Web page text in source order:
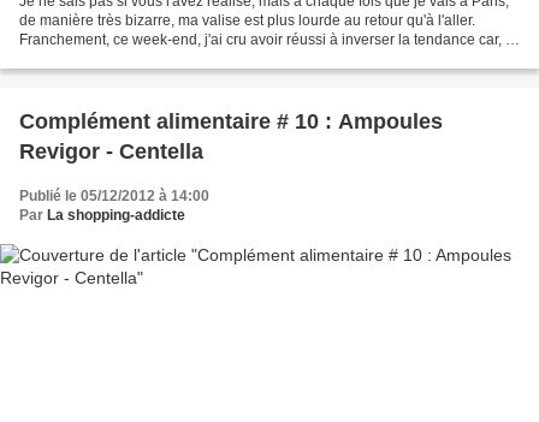
de manière très bizarre, ma valise est plus lourde au retour qu'à l'aller.
Franchement, ce week-end, j'ai cru avoir réussi à inverser la tendance car, à
Complément alimentaire # 10 : Ampoules
Revigor - Centella
Publié le 05/12/2012 à 14:00
Par La shopping-addicte